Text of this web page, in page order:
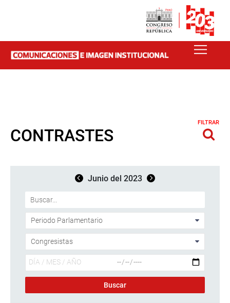
CONTRASTES
FILTRAR
Junio del 2023